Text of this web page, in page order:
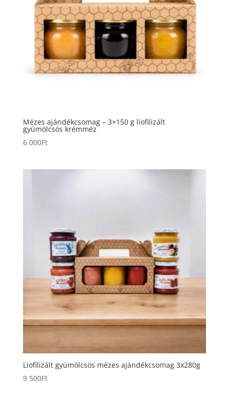
Mézes ajándékcsomag – 3×150 g liofilizált
gyümölcsös krémméz
6 000Ft
Liofilizált gyümölcsös mézes ajándékcsomag 3x280g
9 500Ft